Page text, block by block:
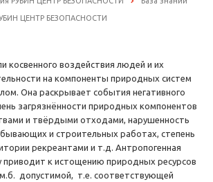
ЦЕНТР БЕЗОПАСНОСТИ
косвенного воздействия людей и их
на компоненты природных систем
Она раскрывает события негативного
загрязнённости природных компонентов
и твёрдыми отходами, нарушенность
и строительных работах, степень
рекреантами и т.д. Антропогенная
приводит к истощению природных ресурсов
допустимой, т.е. соответствующей